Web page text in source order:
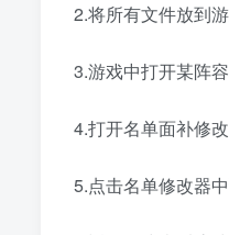
2.将所有文件放到
3.游戏中打开某阵
4.打开名单面补修
5.点击名单修改器